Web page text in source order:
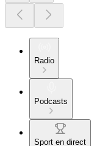
Radio
Podcasts
Sport en direct